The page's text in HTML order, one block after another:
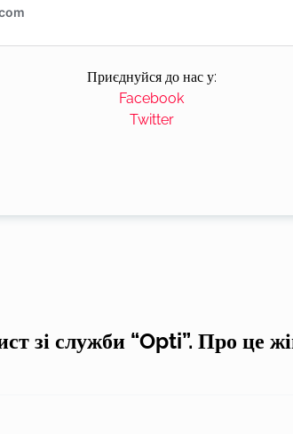
Приєднуйся до нас у:
Facebook
Twitter
зі служби “Opti”. Про це